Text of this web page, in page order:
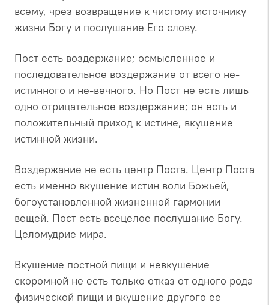
всему, чрез возвращение к чистому источнику
жизни Богу и послушание Его слову.
Пост есть воздержание; осмысленное и
последовательное воздержание от всего не-
истинного и не-вечного. Но Пост не есть лишь
одно отрицательное воздержание; он есть и
положительный приход к истине, вкушение
истинной жизни.
Воздержание не есть центр Поста. Центр Поста
есть именно вкушение истин воли Божьей,
богоустановленной жизненной гармонии
вещей. Пост есть всецелое послушание Богу.
Целомудрие мира.
Вкушение постной пищи и невкушение
скоромной не есть только отказ от одного рода
физической пищи и вкушение другого ее